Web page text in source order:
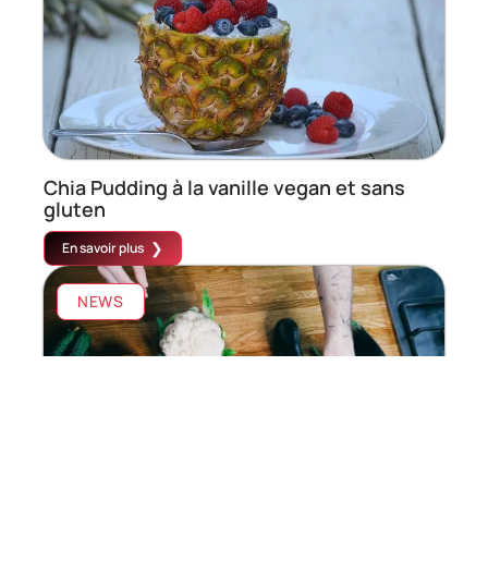
Chia Pudding à la vanille vegan et sans
gluten
En savoir plus
NEWS